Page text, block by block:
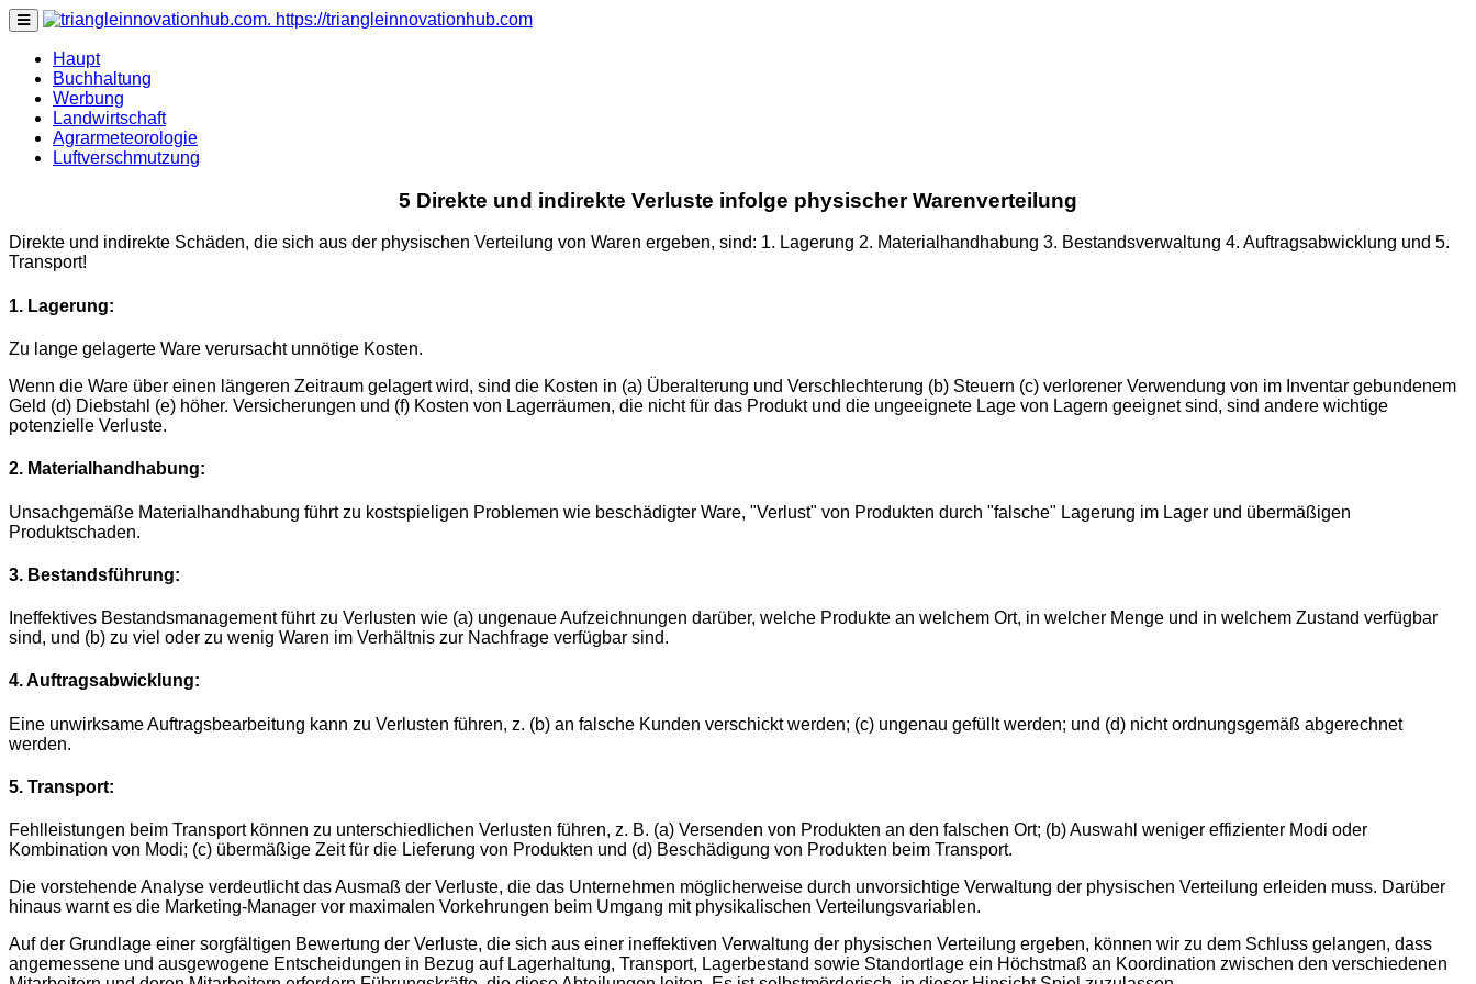
none https://triangleinnovationhub.com
Haupt
Buchhaltung
Werbung
Landwirtschaft
Agrarmeteorologie
Luftverschmutzung
5 Direkte und indirekte Verluste infolge physischer Warenverteilung
Direkte und indirekte Schäden, die sich aus der physischen Verteilung von Waren ergeben, sind: 1. Lagerung 2. Materialhandhabung 3. Bestandsverwaltung 4. Auftragsabwicklung und 5.
Transport!
1. Lagerung:
Zu lange gelagerte Ware verursacht unnötige Kosten.
Wenn die Ware über einen längeren Zeitraum gelagert wird, sind die Kosten in (a) Überalterung und Verschlechterung (b) Steuern (c) verlorener Verwendung von im Inventar gebundenem
Geld (d) Diebstahl (e) höher. Versicherungen und (f) Kosten von Lagerräumen, die nicht für das Produkt und die ungeeignete Lage von Lagern geeignet sind, sind andere wichtige
potenzielle Verluste.
2. Materialhandhabung:
Unsachgemäße Materialhandhabung führt zu kostspieligen Problemen wie beschädigter Ware, "Verlust" von Produkten durch "falsche" Lagerung im Lager und übermäßigen
Produktschaden.
3. Bestandsführung:
Ineffektives Bestandsmanagement führt zu Verlusten wie (a) ungenaue Aufzeichnungen darüber, welche Produkte an welchem ​​Ort, in welcher Menge und in welchem ​​Zustand verfügbar
sind, und (b) zu viel oder zu wenig Waren im Verhältnis zur Nachfrage verfügbar sind.
4. Auftragsabwicklung:
Eine unwirksame Auftragsbearbeitung kann zu Verlusten führen, z. (b) an falsche Kunden verschickt werden; (c) ungenau gefüllt werden; und (d) nicht ordnungsgemäß abgerechnet
werden.
5. Transport:
Fehlleistungen beim Transport können zu unterschiedlichen Verlusten führen, z. B. (a) Versenden von Produkten an den falschen Ort; (b) Auswahl weniger effizienter Modi oder
Kombination von Modi; (c) übermäßige Zeit für die Lieferung von Produkten und (d) Beschädigung von Produkten beim Transport.
Die vorstehende Analyse verdeutlicht das Ausmaß der Verluste, die das Unternehmen möglicherweise durch unvorsichtige Verwaltung der physischen Verteilung erleiden muss. Darüber
hinaus warnt es die Marketing-Manager vor maximalen Vorkehrungen beim Umgang mit physikalischen Verteilungsvariablen.
Auf der Grundlage einer sorgfältigen Bewertung der Verluste, die sich aus einer ineffektiven Verwaltung der physischen Verteilung ergeben, können wir zu dem Schluss gelangen, dass
angemessene und ausgewogene Entscheidungen in Bezug auf Lagerhaltung, Transport, Lagerbestand sowie Standortlage ein Höchstmaß an Koordination zwischen den verschiedenen